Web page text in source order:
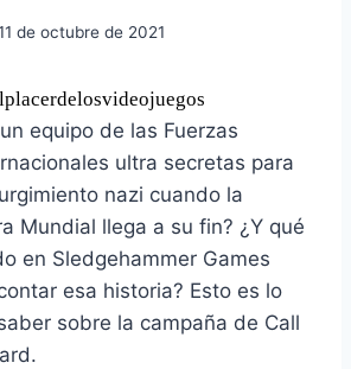
de octubre de 2021
equipo de las Fuerzas
ultra secretas para
nazi cuando la
Mundial llega a su fin? ¿Y qué
en Sledgehammer Games
esa historia? Esto es lo
sobre la campaña de Call